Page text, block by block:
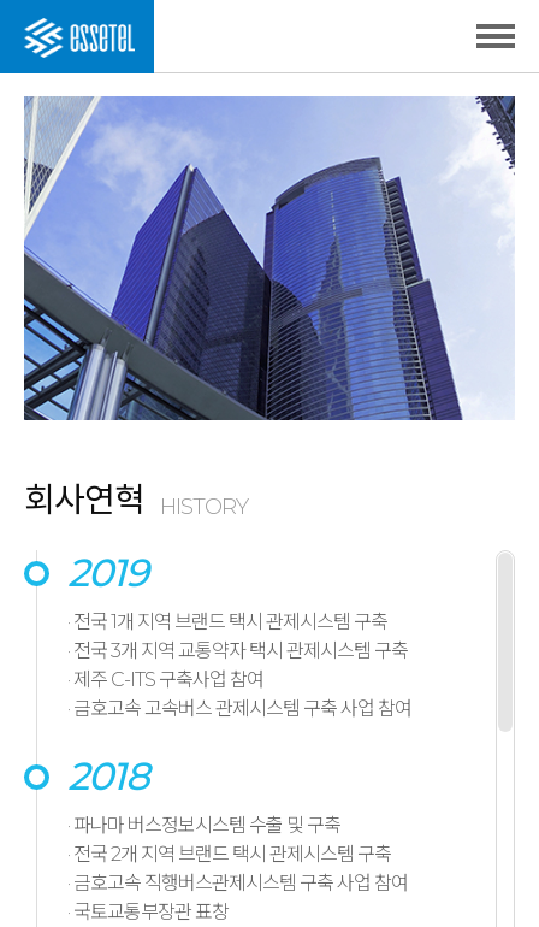
회사연혁 HISTORY
2019
· 전국 1개 지역 브랜드 택시 관제시스템 구축
· 전국 3개 지역 교통약자 택시 관제시스템 구축
· 제주 C-ITS 구축사업 참여
· 금호고속 고속버스 관제시스템 구축 사업 참여
2018
· 파나마 버스정보시스템 수출 및 구축
· 전국 2개 지역 브랜드 택시 관제시스템 구축
· 금호고속 직행버스관제시스템 구축 사업 참여
· 국토교통부장관 표창